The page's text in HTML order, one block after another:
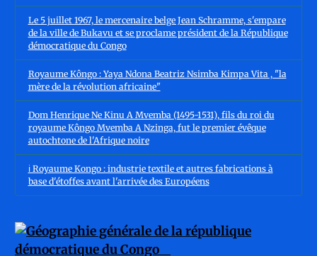
Le 5 juillet 1967, le mercenaire belge Jean Schramme, s'empare
de la ville de Bukavu et se proclame président de la République
démocratique du Congo
Royaume Kôngo : Yaya Ndona Beatriz Nsimba Kimpa Vita , "la
mère de la révolution africaine"
Dom Henrique Ne Kinu A Mvemba (1495-1531), fils du roi du
royaume Kôngo Mvemba A Nzinga, fut le premier évêque
autochtone de l'Afrique noire
ℹ️ Royaume Kongo : industrie textile et autres fabrications à
base d'étoffes avant l'arrivée des Européens